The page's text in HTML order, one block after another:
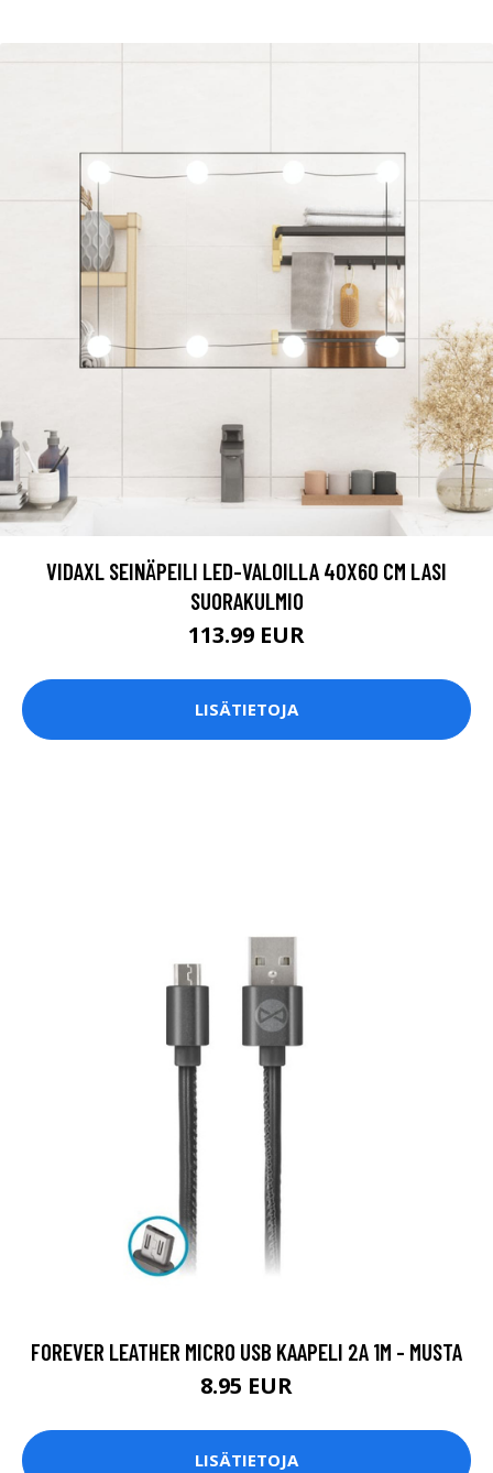
VIDAXL SEINÄPEILI LED-VALOILLA 40X60 CM LASI
SUORAKULMIO
113.99 EUR
LISÄTIETOJA
FOREVER LEATHER MICRO USB KAAPELI 2A 1M - MUSTA
8.95 EUR
LISÄTIETOJA